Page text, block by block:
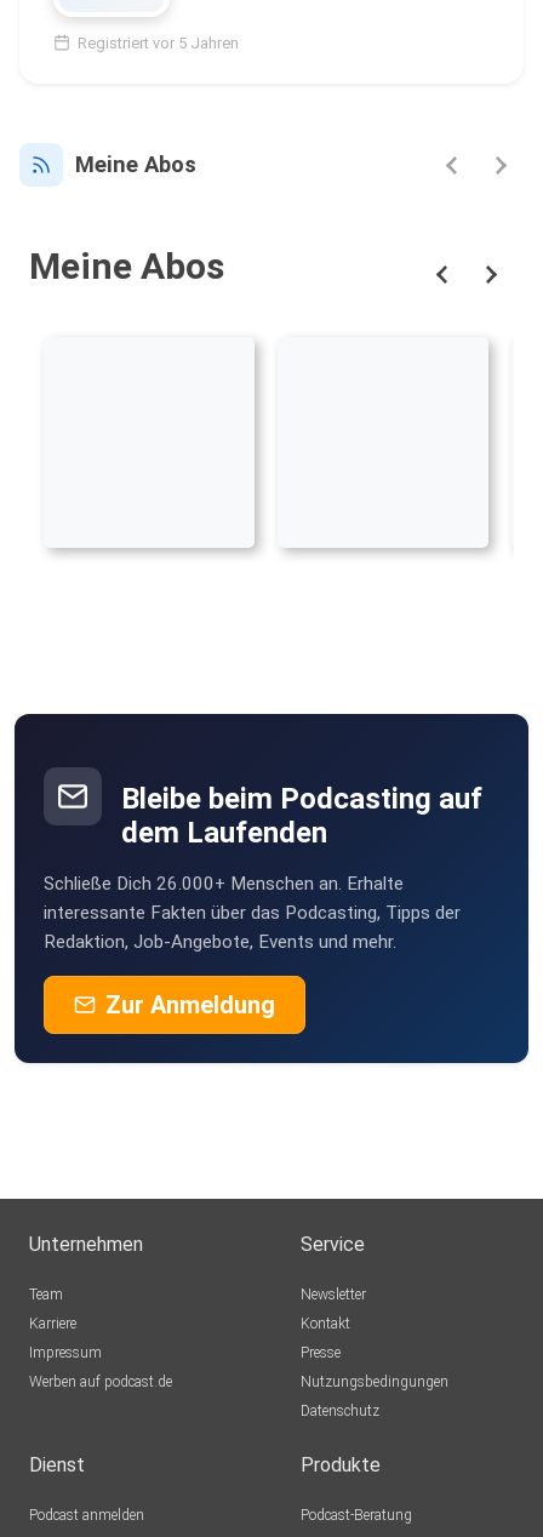
Registriert vor 5 Jahren
Meine Abos
Meine Abos
Bleibe beim Podcasting auf
dem Laufenden
Schließe Dich 26.000+ Menschen an. Erhalte
interessante Fakten über das Podcasting, Tipps der
Redaktion, Job-Angebote, Events und mehr.
Zur Anmeldung
Unternehmen
Team
Karriere
Impressum
Werben auf podcast.de
Service
Newsletter
Kontakt
Presse
Nutzungsbedingungen
Datenschutz
Dienst
Podcast anmelden
Produkte
Podcast-Beratung